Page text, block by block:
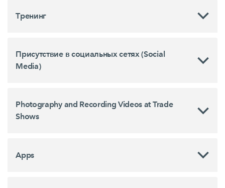
Tренинг
Присутствие в социальных сетях (Social
Media)
Photography and Recording Videos at Trade
Shows
Apps